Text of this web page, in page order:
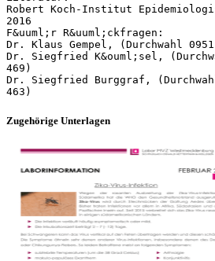
Robert Koch-Institut
2016
F&uuml;r R&uuml;ckfragen:
Dr. Klaus Gempel, (Durchwahl
Dr. Siegfried K&ouml;sel,
469)
Dr. Siegfried Burggraf,
Zugehörige Unterlagen